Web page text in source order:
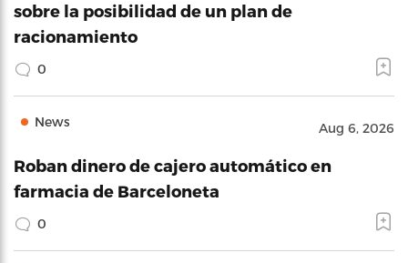
sobre la posibilidad de un plan de
racionamiento
0
News Aug 6, 2026
Roban dinero de cajero automático en
farmacia de Barceloneta
0